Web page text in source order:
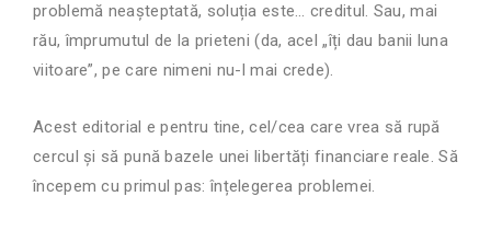
problemă neașteptată, soluția este… creditul. Sau, mai
rău, împrumutul de la prieteni (da, acel „îți dau banii luna
viitoare”, pe care nimeni nu-l mai crede).
Acest editorial e pentru tine, cel/cea care vrea să rupă
cercul și să pună bazele unei libertăți financiare reale. Să
începem cu primul pas: înțelegerea problemei.